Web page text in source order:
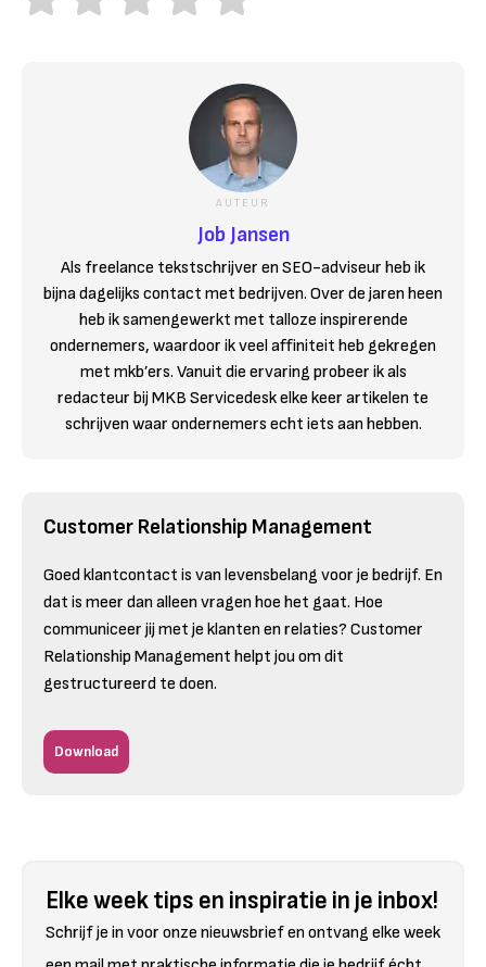
AUTEUR
Job Jansen
Als freelance tekstschrijver en SEO-adviseur heb ik
bijna dagelijks contact met bedrijven. Over de jaren heen
heb ik samengewerkt met talloze inspirerende
ondernemers, waardoor ik veel affiniteit heb gekregen
met mkb’ers. Vanuit die ervaring probeer ik als
redacteur bij MKB Servicedesk elke keer artikelen te
schrijven waar ondernemers echt iets aan hebben.
Customer Relationship Management
Goed klantcontact is van levensbelang voor je bedrijf. En
dat is meer dan alleen vragen hoe het gaat. Hoe
communiceer jij met je klanten en relaties? Customer
Relationship Management helpt jou om dit
gestructureerd te doen.
Download
Elke week tips en inspiratie in je inbox!
Schrijf je in voor onze nieuwsbrief en ontvang elke week